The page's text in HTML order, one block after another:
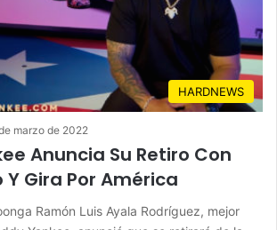
HARDNEWS
marzo de 2022
Anuncia Su Retiro Con
Y Gira Por América
Ramón Luis Ayala Rodríguez, mejor